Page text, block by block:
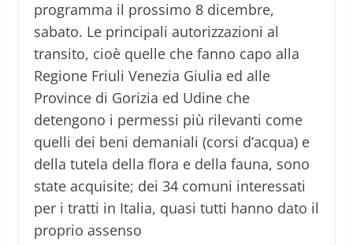
programma il prossimo 8 dicembre,
sabato. Le principali autorizzazioni al
transito, cioè quelle che fanno capo alla
Regione Friuli Venezia Giulia ed alle
Province di Gorizia ed Udine che
detengono i permessi più rilevanti come
quelli dei beni demaniali (corsi d’acqua) e
della tutela della flora e della fauna, sono
state acquisite; dei 34 comuni interessati
per i tratti in Italia, quasi tutti hanno dato il
proprio assenso